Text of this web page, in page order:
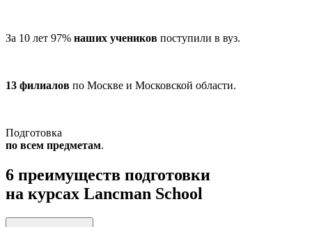
За 10 лет 97% наших учеников поступили в вуз.
13 филиалов по Москве и Московской области.
Подготовка
по всем предметам.
6 преимуществ подготовки
на курсах Lancman School